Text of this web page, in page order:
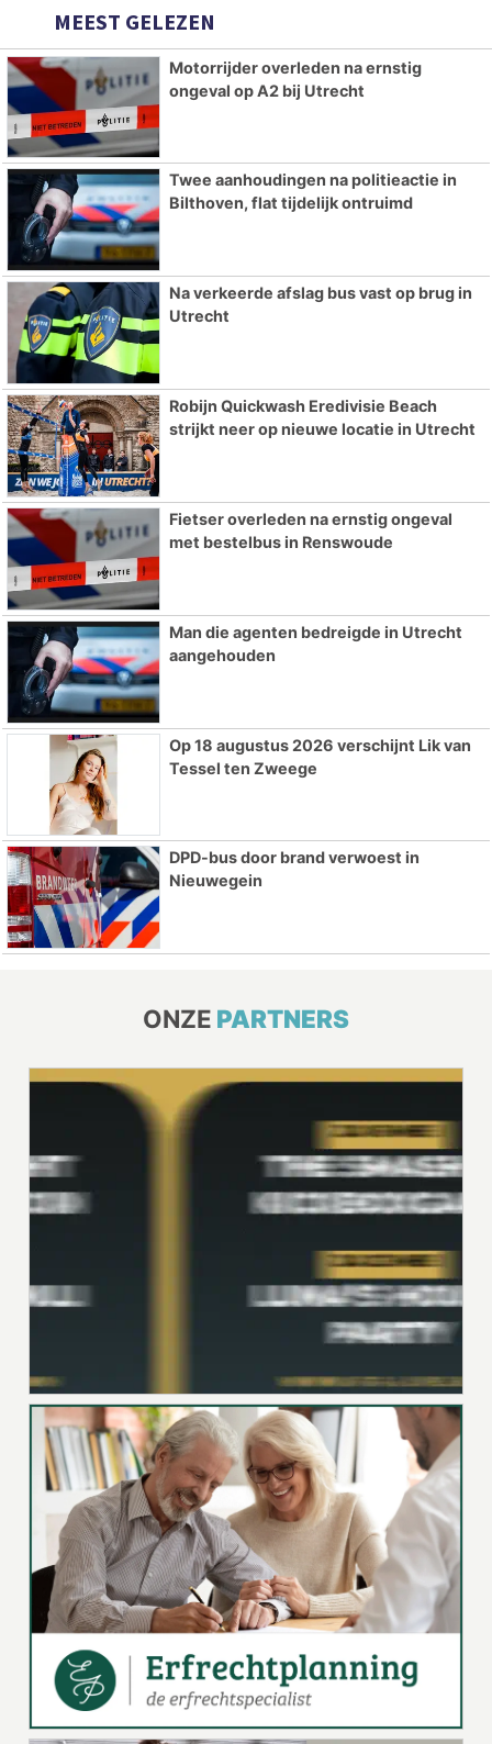
MEEST GELEZEN
Motorrijder overleden na ernstig
ongeval op A2 bij Utrecht
Twee aanhoudingen na politieactie in
Bilthoven, flat tijdelijk ontruimd
Na verkeerde afslag bus vast op brug in
Utrecht
Robijn Quickwash Eredivisie Beach
strijkt neer op nieuwe locatie in Utrecht
Fietser overleden na ernstig ongeval
met bestelbus in Renswoude
Man die agenten bedreigde in Utrecht
aangehouden
Op 18 augustus 2026 verschijnt Lik van
Tessel ten Zweege
DPD-bus door brand verwoest in
Nieuwegein
ONZE PARTNERS